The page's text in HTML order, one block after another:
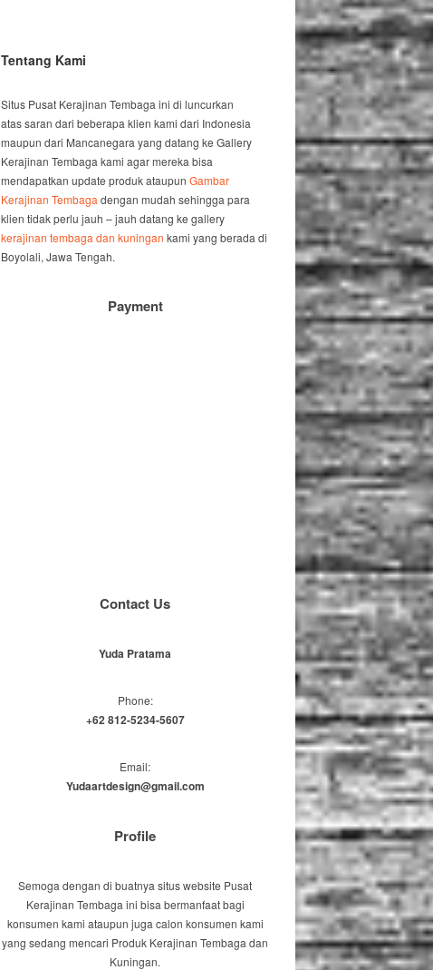
Tentang Kami
Situs Pusat Kerajinan Tembaga ini di luncurkan
atas saran dari beberapa klien kami dari Indonesia
maupun dari Mancanegara yang datang ke Gallery
Kerajinan Tembaga kami agar mereka bisa
mendapatkan update produk ataupun Gambar
Kerajinan Tembaga dengan mudah sehingga para
klien tidak perlu jauh – jauh datang ke gallery
kerajinan tembaga dan kuningan kami yang berada di
Boyolali, Jawa Tengah.
Payment
Contact Us
Yuda Pratama
Phone:
+62 812-5234-5607
Email:
Yudaartdesign@gmail.com
Profile
Semoga dengan di buatnya situs website Pusat
Kerajinan Tembaga ini bisa bermanfaat bagi
konsumen kami ataupun juga calon konsumen kami
yang sedang mencari Produk Kerajinan Tembaga dan
Kuningan.